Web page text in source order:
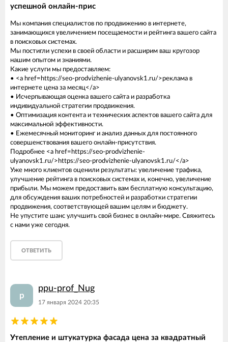
успешной онлайн-прис
Мы компания специалистов по продвижению в интернете,
занимающихся увеличением посещаемости и рейтинга вашего сайта
в поисковых системах.
Мы постигли успехи в своей области и расширим ваш кругозор
нашим опытом и знаниями.
Какие услуги мы предоставляем:
• <a href=https://seo-prodvizhenie-ulyanovsk1.ru/>реклама в
интернете цена за месяц</a>
• Исчерпывающая оценка вашего сайта и разработка
индивидуальной стратегии продвижения.
• Оптимизация контента и технических аспектов вашего сайта для
максимальной эффективности.
• Ежемесячный мониторинг и анализ данных для постоянного
совершенствования вашего онлайн-присутствия.
Подробнее <a href=https://seo-prodvizhenie-
ulyanovsk1.ru/>https://seo-prodvizhenie-ulyanovsk1.ru/</a>
Уже много клиентов оценили результаты: увеличение трафика,
улучшение рейтинга в поисковых системах и, конечно, увеличение
прибыли. Мы можем предоставить вам бесплатную консультацию,
для обсуждения ваших потребностей и разработки стратегии
продвижения, соответствующей вашим целям и бюджету.
Не упустите шанс улучшить свой бизнес в онлайн-мире. Свяжитесь
с нами уже сегодня.
ОТВЕТИТЬ
p
ppu-prof_Nug
17 января 2024 20:35
Утепление и штукатурка фасада цена за квадратный